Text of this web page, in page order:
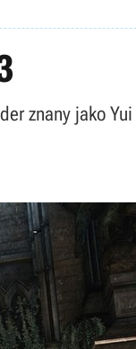
znany jako